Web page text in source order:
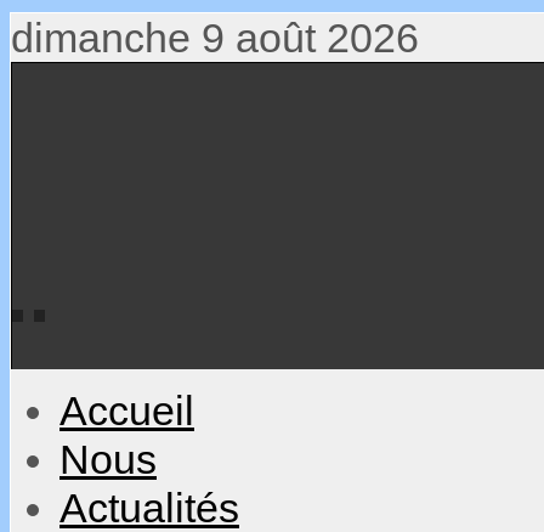
dimanche 9 août 2026
Accueil
Nous
Actualités